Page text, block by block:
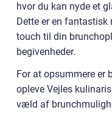
hvor du kan nyde et
Dette er en
touch til din
begivenheder.
For at opsummere er
opleve Vejles
væld af